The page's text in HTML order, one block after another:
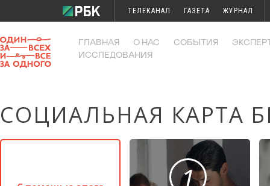
ТЕЛЕКАНАЛ ГАЗЕТА ЖУРНАЛ
ГЛАВНАЯ
О НАС СОБЫТИЯ
ИССЛЕДОВАНИЯ
СОЦИАЛЬНАЯ КАРТА
1